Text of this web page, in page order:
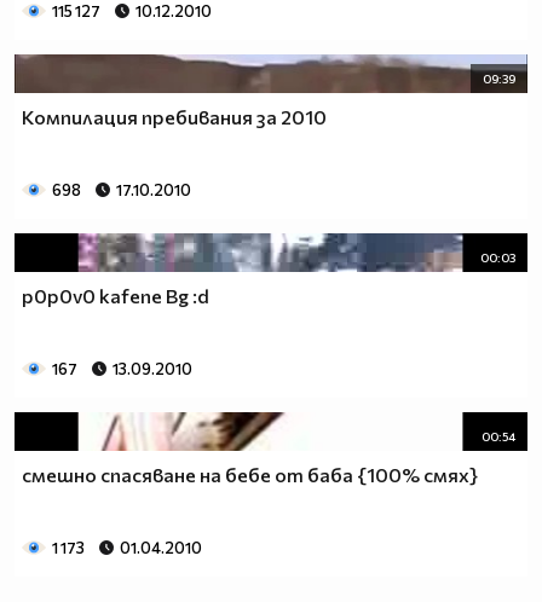
115 127 10.12.2010
09:39
Компилация пребивания за 2010
698 17.10.2010
00:03
p0p0v0 kafene Bg :d
167 13.09.2010
00:54
смешно спасяване на бебе от баба {100% смях}
1 173 01.04.2010